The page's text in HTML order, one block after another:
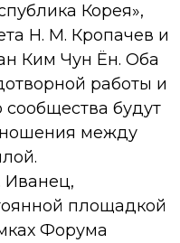
Корея»,
Н. М. Кропачев и
Ким Чун Ён. Оба
работы и
будут
между
Иванец,
площадкой
Форума